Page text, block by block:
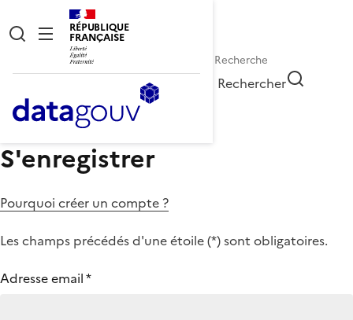
RÉPUBLIQUE
FRANÇAISE
Rechercher
S'enregistrer
Pourquoi créer un compte ?
Les champs précédés d'une étoile (*) sont obligatoires.
Adresse email*